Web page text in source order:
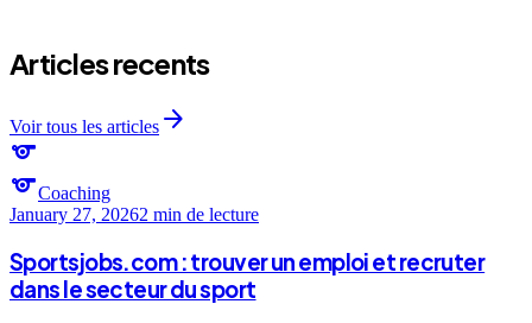
Articles recents
Voir tous les articles arrow_forward
sports
sportsCoaching
January 27, 20262 min de lecture
Sportsjobs.com : trouver un emploi et recruter
dans le secteur du sport